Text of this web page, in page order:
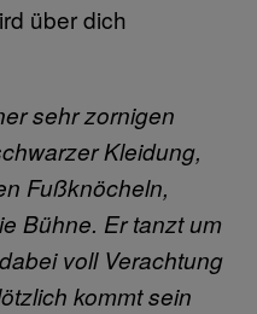
über dich
sehr zornigen
Kleidung,
Fußknöcheln,
Bühne. Er tanzt um
voll Verachtung
kommt sein